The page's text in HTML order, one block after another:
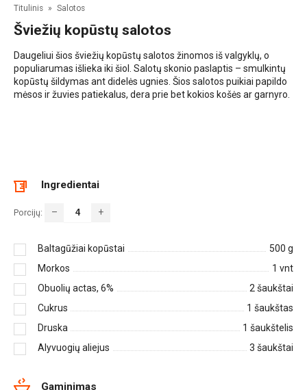
Titulinis » Salotos
Šviežių kopūstų salotos
Daugeliui šios šviežių kopūstų salotos žinomos iš valgyklų, o
populiarumas išlieka iki šiol. Salotų skonio paslaptis – smulkintų
kopūstų šildymas ant didelės ugnies. Šios salotos puikiai papildo
mėsos ir žuvies patiekalus, dera prie bet kokios košės ar garnyro.
Ingredientai
Porcijų: – +
Baltagūžiai kopūstai 500 g
Morkos
1 vnt
Obuolių actas, 6%
2 šaukštai
Cukrus
1 šaukštas
Druska
1 šaukštelis
Alyvuogių aliejus
3 šaukštai
Gaminimas